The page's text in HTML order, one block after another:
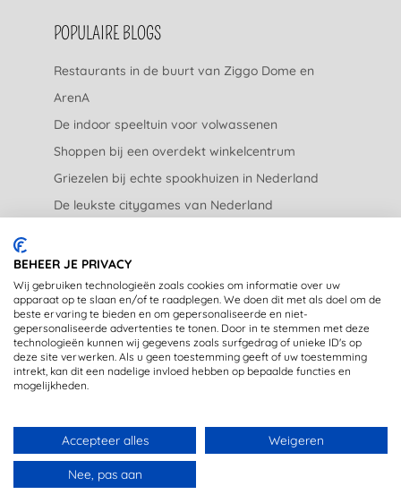
POPULAIRE BLOGS
Restaurants in de buurt van Ziggo Dome en
ArenA
De indoor speeltuin voor volwassenen
Shoppen bij een overdekt winkelcentrum
Griezelen bij echte spookhuizen in Nederland
De leukste citygames van Nederland
JURIDISCH
Privacyverklaring
Disclaimer
Copyright © 2020 - OpstapmetLisa (registered trademark)
Gemaakt met 🤍 in Rijswijk
BEHEER JE PRIVACY
Wij gebruiken technologieën zoals cookies om informatie over uw
apparaat op te slaan en/of te raadplegen. We doen dit met als doel om de
beste ervaring te bieden en om gepersonaliseerde en niet-
gepersonaliseerde advertenties te tonen. Door in te stemmen met deze
technologieën kunnen wij gegevens zoals surfgedrag of unieke ID's op
deze site verwerken. Als u geen toestemming geeft of uw toestemming
intrekt, kan dit een nadelige invloed hebben op bepaalde functies en
mogelijkheden.
Accepteer alles Weigeren
Nee, pas aan